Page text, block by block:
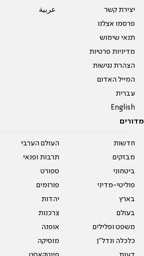
יצירת קשר
פרסמו אצלנו
תנאי שימוש
מדיניות פרטיות
הצהרת נגישות
המייל האדום
עברית
English
عربية
מדורים
חדשות
מבזקים
ביטחוני
פוליטי-מדיני
בארץ
בעולם
משפט ופלילים
כלכלה ונדל"ן
העולם הערבי
תרבות ופנאי
ספורט
פורומים
יהדות
צרכנות
אופנה
מוסיקה